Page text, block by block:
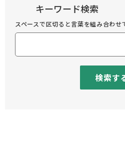
キーワード検索
スペースで区切ると言葉を組み合わせ
検索す